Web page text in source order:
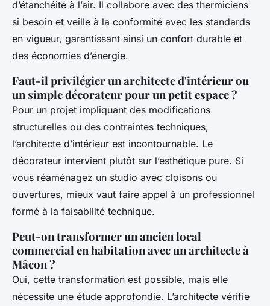
d’étanchéité à l’air. Il collabore avec des thermiciens
si besoin et veille à la conformité avec les standards
en vigueur, garantissant ainsi un confort durable et
des économies d’énergie.
Faut-il privilégier un architecte d'intérieur ou
un simple décorateur pour un petit espace ?
Pour un projet impliquant des modifications
structurelles ou des contraintes techniques,
l’architecte d’intérieur est incontournable. Le
décorateur intervient plutôt sur l’esthétique pure. Si
vous réaménagez un studio avec cloisons ou
ouvertures, mieux vaut faire appel à un professionnel
formé à la faisabilité technique.
Peut-on transformer un ancien local
commercial en habitation avec un architecte à
Mâcon ?
Oui, cette transformation est possible, mais elle
nécessite une étude approfondie. L’architecte vérifie